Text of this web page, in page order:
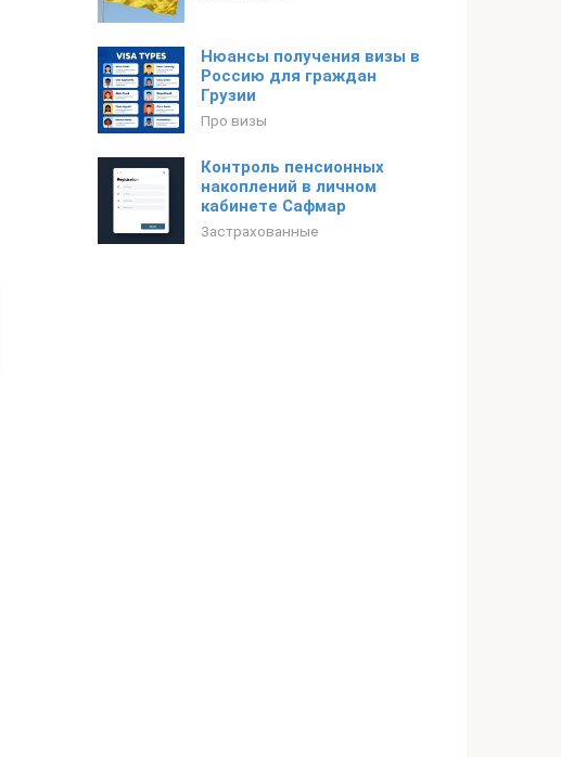
Нюансы получения визы в
Россию для граждан
Грузии
Про визы
Контроль пенсионных
накоплений в личном
кабинете Сафмар
Застрахованные